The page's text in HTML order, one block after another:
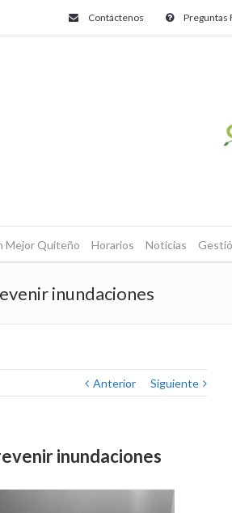
Contáctenos Preguntas
Mejor Quiteño Horarios Noticias
inundaciones
Anterior Siguiente
inundaciones